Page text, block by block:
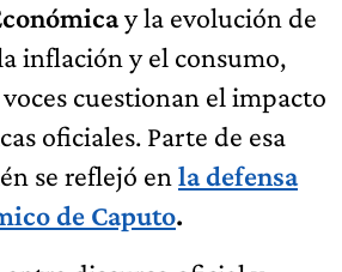
y la evolución de
inflación y el consumo,
cuestionan el impacto
oficiales. Parte de esa
se reflejó en la defensa
de Caputo.